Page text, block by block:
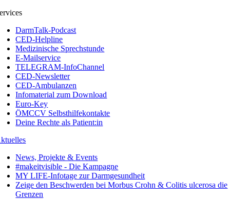
DarmTalk-Podcast
CED-Helpline
Medizinische Sprechstunde
E-Mailservice
TELEGRAM-InfoChannel
CED-Newsletter
CED-Ambulanzen
Infomaterial zum Download
Euro-Key
ÖMCCV Selbsthilfekontakte
Deine Rechte als Patient:in
News, Projekte & Events
#makeitvisible - Die Kampagne
MY LIFE-Infotage zur Darmgesundheit
Zeige den Beschwerden bei Morbus Crohn & Colitis ulcerosa die
Grenzen